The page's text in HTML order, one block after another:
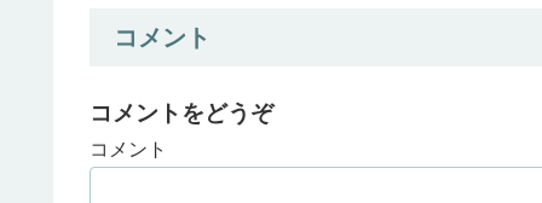
コメント
コメントをどうぞ
コメント